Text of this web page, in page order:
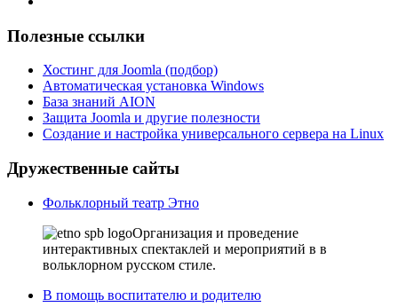
Полезные ссылки
Хостинг для Joomla (подбор)
Автоматическая установка Windows
База знаний AION
Защита Joomla и другие полезности
Создание и настройка универсального сервера на Linux
Дружественные сайты
Фольклорный театр Этно
Организация и проведение
интерактивных спектаклей и мероприятий в в
вольклорном русском стиле.
В помощь воспитателю и родителю